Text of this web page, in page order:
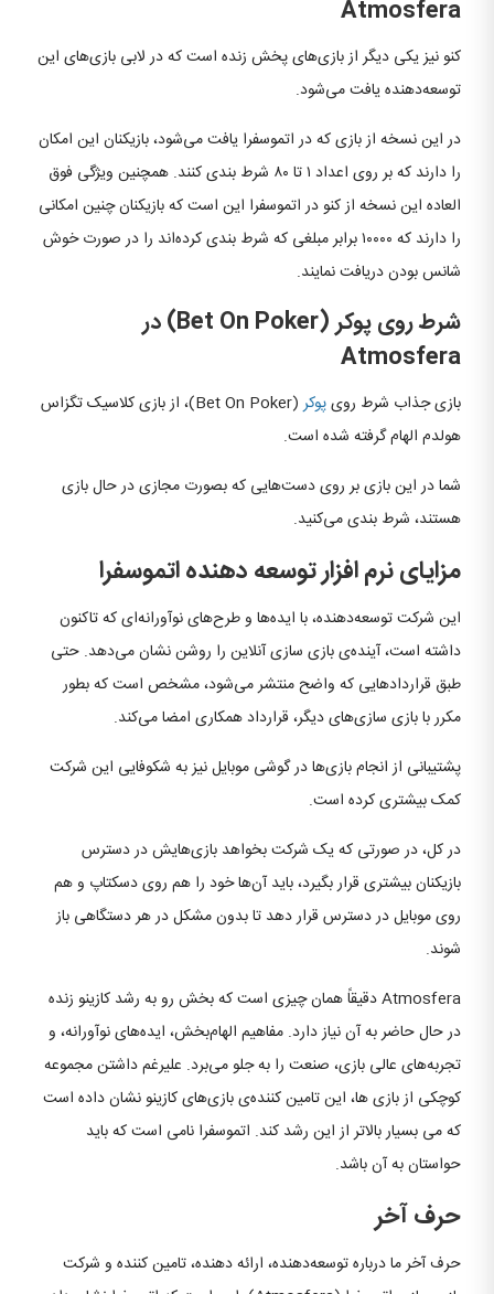
Atmosfera
کنو نیز یکی دیگر از بازی‌های پخش زنده است که در لابی بازی‌های این
توسعه‌دهنده یافت می‌شود.
در این نسخه از بازی که در اتموسفرا یافت می‌شود، بازیکنان این امکان
را دارند که بر روی اعداد ۱ تا ۸۰ شرط بندی کنند. همچنین ویژگی فوق
العاده این نسخه از کنو در اتموسفرا این است که بازیکنان چنین امکانی
را دارند که ۱۰۰۰۰ برابر مبلغی که شرط بندی کرده‌اند را در صورت خوش
شانس بودن دریافت نمایند.
شرط روی پوکر (Bet On Poker) در
Atmosfera
بازی جذاب شرط رویپوکر
(Bet On Poker)، از بازی کلاسیک تگزاس
هولدم الهام گرفته شده است.
شما در این بازی بر روی دست‌هایی که بصورت مجازی در حال بازی
هستند، شرط بندی می‌کنید.
مزایای نرم افزار توسعه دهنده اتموسفرا
این شرکت توسعه‌دهنده، با ایده‌ها و طرح‌های نوآورانه‌ای که تاکنون
داشته است، آینده‌ی بازی سازی آنلاین را روشن نشان می‌دهد. حتی
طبق قراردادهایی که واضح منتشر می‌شود، مشخص است که بطور
مکرر با بازی سازی‌های دیگر، قرارداد همکاری امضا می‌کند.
پشتیبانی از انجام بازی‌ها در گوشی موبایل نیز به شکوفایی این شرکت
کمک بیشتری کرده است.
در کل، در صورتی که یک شرکت بخواهد بازی‌هایش در دسترس
بازیکنان بیشتری قرار بگیرد، باید آن‌ها خود را هم روی دسکتاپ و هم
روی موبایل در دسترس قرار دهد تا بدون مشکل در هر دستگاهی باز
شوند.
Atmosfera دقیقاً همان چیزی است که بخش رو به رشد کازینو زنده
در حال حاضر به آن نیاز دارد. مفاهیم الهام‌بخش، ایده‌های نوآورانه، و
تجربه‌های عالی بازی، صنعت را به جلو می‌برد. علیرغم داشتن مجموعه
کوچکی از بازی ها، این تامین کننده‌ی بازی‌های کازینو نشان داده است
که می بسیار بالاتر از این رشد کند. اتموسفرا نامی است که باید
حواستان به آن باشد.
حرف آخر
حرف آخر ما درباره توسعه‌دهنده، ارائه دهنده، تامین کننده و شرکت